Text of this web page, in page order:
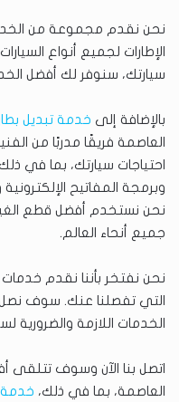
نحن نقدم مجموعة من
الإطارات لجميع أنواع
سيارتك، سنوفر لك أفضل
بالإضافة إلى خدمة تبديل
العاصمة فريقًا مدربًا من
احتياجات سيارتك، بما في
وبرمجة المفاتيح الإلكترونية
نحن نستخدم أفضل قطع
جميع أنحاء العالم.
نحن نفتخر بأننا نقدم
التي تفصلنا عنك. سوف
الخدمات اللازمة والضرورية
اتصل بنا الآن وسوف تتلقى
العاصمة، بما في ذلك، خدمة